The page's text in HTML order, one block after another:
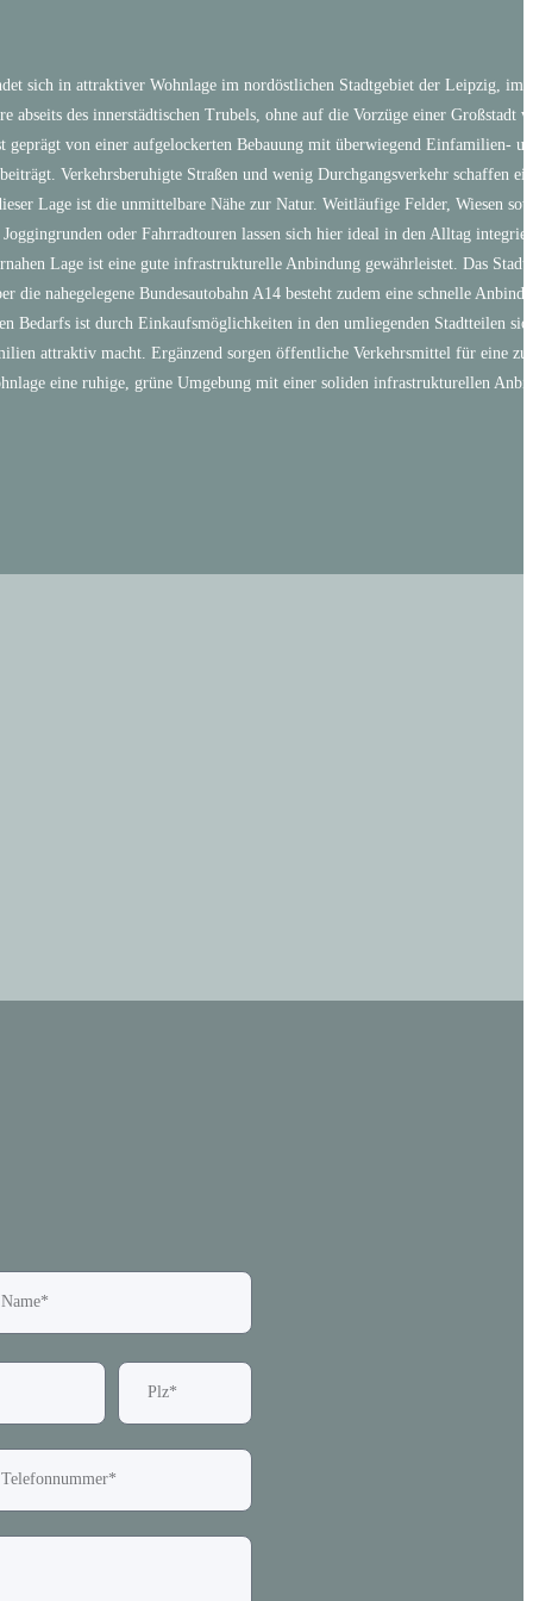
sich in attraktiver Wohnlage im nordöstlichen Stadtgebiet der Leipzig,
abseits des innerstädtischen Trubels, ohne auf die Vorzüge einer Großstadt
geprägt von einer aufgelockerten Bebauung mit überwiegend Einfamilien-
Verkehrsberuhigte Straßen und wenig Durchgangsverkehr schaffen
Lage ist die unmittelbare Nähe zur Natur. Weitläufige Felder, Wiesen
oder Fahrradtouren lassen sich hier ideal in den Alltag
Lage ist eine gute infrastrukturelle Anbindung gewährleistet. Das
die nahegelegene Bundesautobahn A14 besteht zudem eine schnelle
Bedarfs ist durch Einkaufsmöglichkeiten in den umliegenden Stadtteilen
attraktiv macht. Ergänzend sorgen öffentliche Verkehrsmittel für eine
eine ruhige, grüne Umgebung mit einer soliden infrastrukturellen